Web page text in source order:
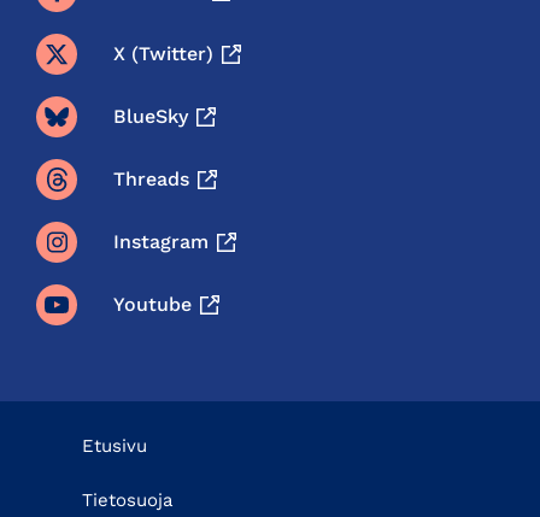
X (twitter)
BlueSky
Threads
Instagram
Youtube
Etusivu
Tietosuoja